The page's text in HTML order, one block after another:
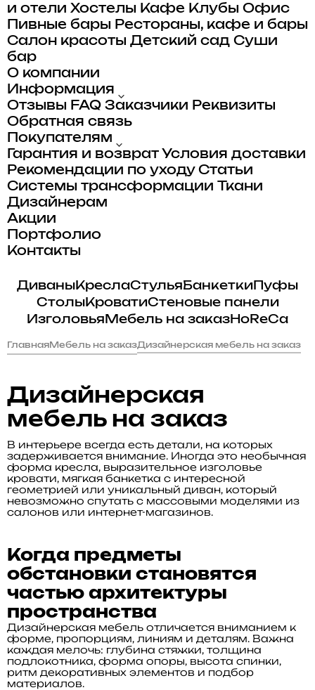
и отели Хостелы Кафе Клубы Офис
Пивные бары Рестораны, кафе и бары
Салон красоты Детский сад Суши
бар
О компании
Информация
Отзывы FAQ Заказчики Реквизиты
Обратная связь
Покупателям
Гарантия и возврат Условия доставки
Рекомендации по уходу Статьи
Системы трансформации
Ткани
Дизайнерам
Акции
Портфолио
Контакты
ДиваныКреслаСтульяБанкеткиПуфы
СтолыКроватиСтеновые панели
Изголовья Мебель на заказHoReCa
ГлавнаяМебель на заказДизайнерская мебель на заказ
Дизайнерская
мебель на заказ
В интерьере всегда есть детали, на которых
задерживается внимание. Иногда это необычная
форма кресла, выразительное изголовье
кровати, мягкая банкетка с интересной
геометрией или уникальный диван, который
невозможно спутать с массовыми моделями из
салонов или интернет-магазинов.
Когда предметы
обстановки становятся
частью архитектуры
пространства
Дизайнерская мебель отличается вниманием к
форме, пропорциям, линиям и деталям. Важна
каждая мелочь: глубина стяжки, толщина
подлокотника, форма опоры, высота спинки,
ритм декоративных элементов и подбор
материалов.